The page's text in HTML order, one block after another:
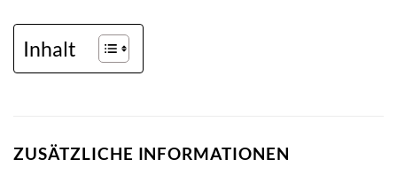
Inhalt
ZUSÄTZLICHE INFORMATIONEN